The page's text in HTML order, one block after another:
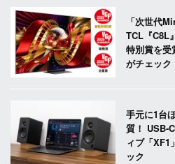
「次世代
TCL『C8L
特別賞を
がチェック
手元に1台
質！ USB-
ィブ「XF1
ック